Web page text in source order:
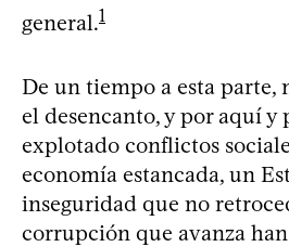
general.1
De un tiempo a esta parte,
el desencanto, y por aquí y
explotado conflictos
economía estancada, un
inseguridad que no
corrupción que avanza